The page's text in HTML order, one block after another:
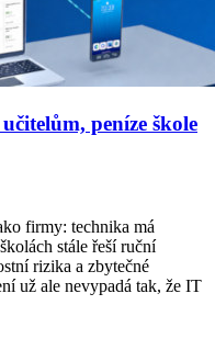
peníze škole
firmy: technika má
stále řeší ruční
rizika a zbytečné
už ale nevypadá tak, že IT